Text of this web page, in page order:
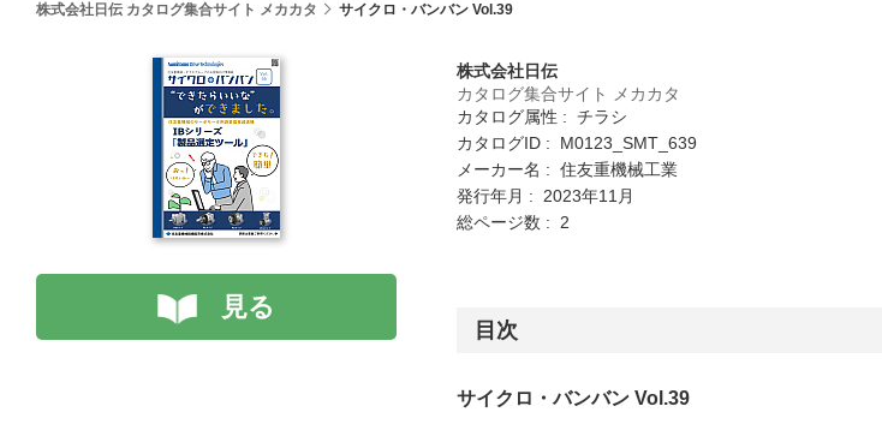
株式会社日伝 カタログ集合サイト メカカタ サイクロ・バンバン Vol.39
見る
株式会社日伝
カタログ集合サイト メカカタ
カタログ属性 : チラシ
カタログID : M0123_SMT_639
メーカー名 : 住友重機械工業
発行年月 : 2023年11月
総ページ数 : 2
目次
サイクロ・バンバン Vol.39